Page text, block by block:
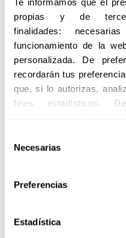
propias y de
finalidades:
funcionamiento de la
personalizada. De
recordarán tus
que, si lo autorizas,
fines estadísticos.
publicidad,
Necesarias
Preferencias
Estadística
especializado
Protección
integral
Respuesta
rápida